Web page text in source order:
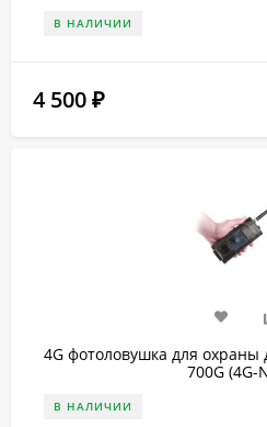
В НАЛИЧИИ
4 500 ₽
4G фотоловушка для
700G (4G-
В НАЛИЧИИ